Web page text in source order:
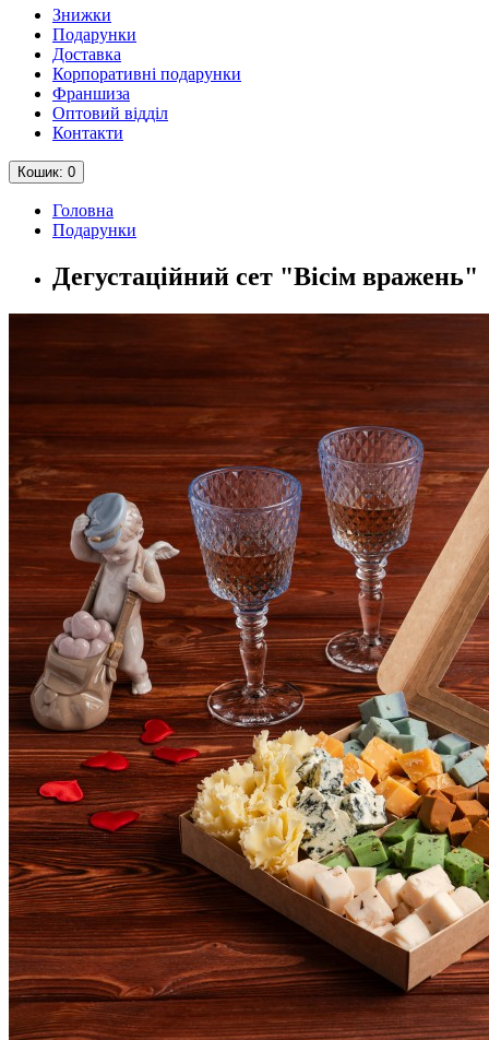
Знижки
Подарунки
Доставка
Корпоративні подарунки
Франшиза
Оптовий відділ
Контакти
Кошик: 0
Головна
Подарунки
Дегустаційний сет "Вісім вражень"